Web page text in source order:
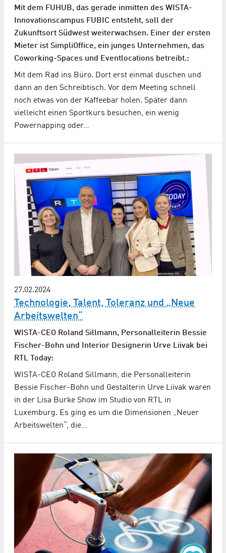
Mit dem FUHUB, das gerade inmitten des WISTA-
Innovationscampus FUBIC entsteht, soll der
Zukunftsort Südwest weiterwachsen. Einer der ersten
Mieter ist SimpliOffice, ein junges Unternehmen, das
Coworking-Spaces und Eventlocations betreibt.:
Mit dem Rad ins Büro. Dort erst einmal duschen und
dann an den Schreibtisch. Vor dem Meeting schnell
noch etwas von der Kaffeebar holen. Später dann
vielleicht einen Sportkurs besuchen, ein wenig
Powernapping oder…
27.02.2024
Technologie, Talent, Toleranz und „Neue
Arbeitswelten“
WISTA-CEO Roland Sillmann, Personalleiterin Bessie
Fischer-Bohn und Interior Designerin Urve Liivak bei
RTL Today:
WISTA-CEO Roland Sillmann, die Personalleiterin
Bessie Fischer-Bohn und Gestalterin Urve Liivak waren
in der Lisa Burke Show im Studio von RTL in
Luxemburg. Es ging es um die Dimensionen „Neuer
Arbeitswelten“, die…